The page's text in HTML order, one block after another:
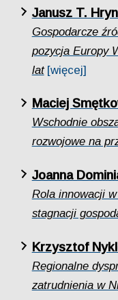
Janusz T.
Gospodarcze
pozycja Europy
lat [więcej]
Maciej
Wschodnie
rozwojowe na
Joanna
Rola innowacji
stagnacji
Krzysztof
Regionalne
zatrudnienia w